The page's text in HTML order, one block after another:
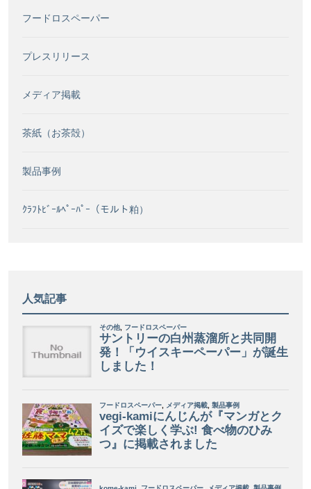
フードロスペーパー
プレスリリース
メディア掲載
茶紙（お茶殻）
製品事例
ｸﾗﾌﾄﾋﾞｰﾙﾍﾟｰﾊﾟｰ（モルト粕）
人気記事